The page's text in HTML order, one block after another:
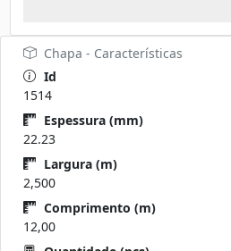
Chapa - Características
Id
1514
Espessura (mm)
22.23
Largura (m)
2,500
Comprimento (m)
12,00